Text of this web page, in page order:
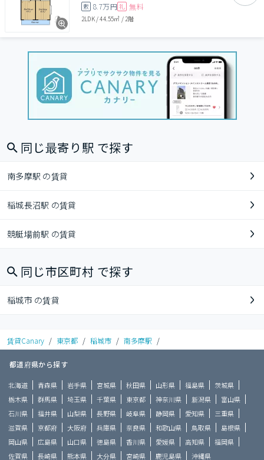
敷 8.7万円 礼 無料
2LDK/44.55㎡ / 2階
同じ最寄り駅 で探す
南多摩駅 の賃貸
稲城長沼駅 の賃貸
競艇場前駅 の賃貸
同じ市区町村 で探す
稲城市 の賃貸
賃貸Canary / 東京都 / 稲城市 / 南多摩駅 /
都道府県から探す
北海道 青森県 岩手県 宮城県 秋田県 山形県 福島県
茨城県
栃木県
群馬県 埼玉県 千葉県 東京都 神奈川県 新潟県
富山県
石川県
福井県 山梨県 長野県 岐阜県 静岡県 愛知県
三重県
滋賀県
京都府 大阪府 兵庫県 奈良県 和歌山県 鳥取県
島根県
岡山県
広島県 山口県 徳島県 香川県 愛媛県 高知県
福岡県
佐賀県
長崎県 熊本県 大分県 宮崎県 鹿児島県 沖縄県